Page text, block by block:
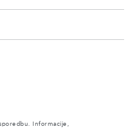
Informacije,